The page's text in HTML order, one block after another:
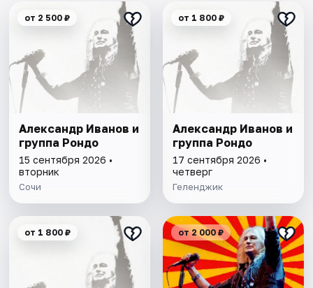
от 2 500 ₽
Александр Иванов и
группа Рондо
15 сентября 2026 •
вторник
Сочи
от 1 800 ₽
Александр Иванов и
группа Рондо
17 сентября 2026 •
четверг
Геленджик
от 1 800 ₽ от 2 000 ₽